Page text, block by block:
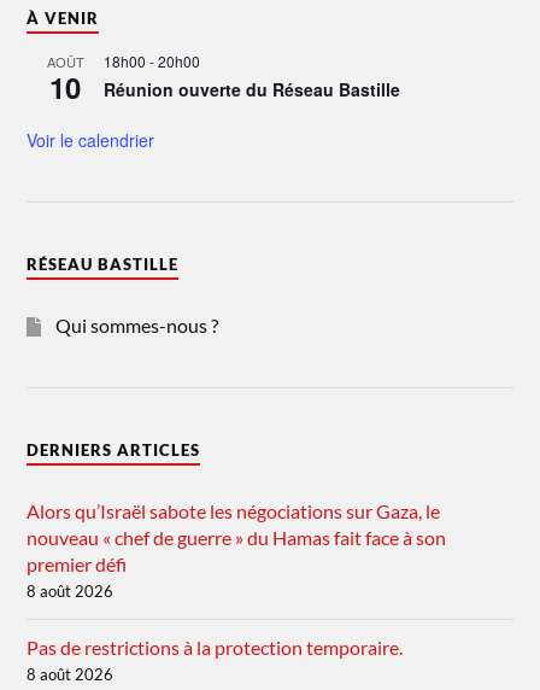
À VENIR
AOÛT
10
18h00 -20h00
Réunion ouverte du Réseau Bastille
Voir le calendrier
RÉSEAU BASTILLE
Qui sommes-nous ?
DERNIERS ARTICLES
Alors qu’Israël sabote les négociations sur Gaza, le
nouveau « chef de guerre » du Hamas fait face à son
premier défi
8 août 2026
Pas de restrictions à la protection temporaire.
8 août 2026